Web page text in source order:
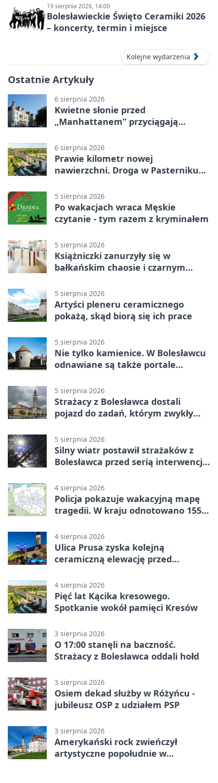
19 sierpnia 2026, 14:00
Bolesławieckie Święto Ceramiki 2026
– koncerty, termin i miejsce
Kolejne wydarzenia
Ostatnie Artykuły
6 sierpnia 2026
Kwietne słonie przed
„Manhattanem” przyciągają
6 sierpnia 2026
Prawie kilometr nowej
nawierzchni. Droga w Pasterniku
5 sierpnia 2026
Po wakacjach wraca Męskie
czytanie - tym razem z kryminałem
5 sierpnia 2026
Książniczki zanurzyły się w
bałkańskim chaosie i czarnym
5 sierpnia 2026
Artyści pleneru ceramicznego
pokażą, skąd biorą się ich prace
5 sierpnia 2026
Nie tylko kamienice. W Bolesławcu
odnawiane są także portale
5 sierpnia 2026
Strażacy z Bolesławca dostali
pojazd do zadań, którym zwykły
5 sierpnia 2026
Silny wiatr postawił strażaków z
Bolesławca przed serią interwencji -
4 sierpnia 2026
Policja pokazuje wakacyjną mapę
tragedii. W kraju odnotowano 155
4 sierpnia 2026
Ulica Prusa zyska kolejną
ceramiczną elewację przed
4 sierpnia 2026
Pięć lat Kącika kresowego.
Spotkanie wokół pamięci Kresów
3 sierpnia 2026
O 17:00 stanęli na baczność.
Strażacy z Bolesławca oddali hołd
3 sierpnia 2026
Osiem dekad służby w Różyńcu -
jubileusz OSP z udziałem PSP
3 sierpnia 2026
Amerykański rock zwieńczył
artystyczne popołudnie w